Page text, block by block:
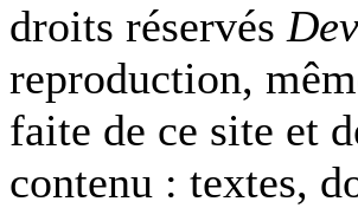
droits réservés
reproduction,
faite de ce site et
contenu : textes,